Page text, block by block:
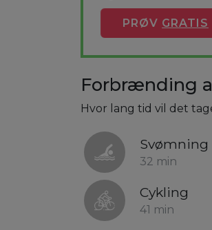
PRØV GRATIS
Forbrænding
Hvor lang tid vil det
Svømning
32 min
Cykling
41 min